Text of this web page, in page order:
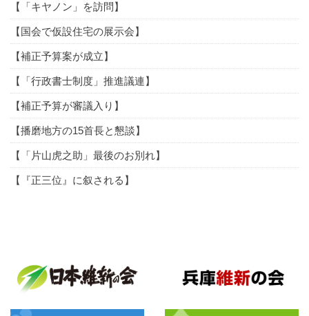
【「キヤノン」を訪問】
【国会で仮設住宅の展示会】
【補正予算案が成立】
【「行政書士制度」推進議連】
【補正予算が審議入り】
【播磨地方の15首長と懇談】
【「片山虎之助」最後のお別れ】
【『正三位』に叙される】